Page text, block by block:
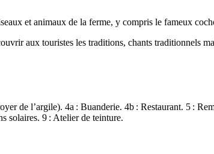
et animaux de la ferme, y compris le fameux
aux touristes les traditions, chants traditionnels
de l’argile). 4a : Buanderie. 4b : Restaurant. 5 :
solaires. 9 : Atelier de teinture.